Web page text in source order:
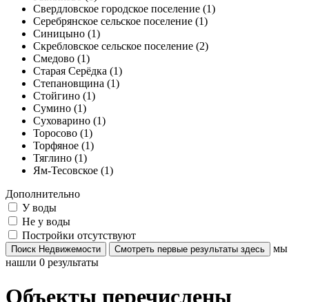
Свердловское городское поселение (1)
Серебрянское сельское поселение (1)
Синицыно (1)
Скребловское сельское поселение (2)
Смедово (1)
Старая Серёдка (1)
Степановщина (1)
Стойгино (1)
Сумино (1)
Суховарино (1)
Торосово (1)
Торфяное (1)
Тяглино (1)
Ям-Тесовское (1)
Дополнительно
У воды
Не у воды
Постройки отсутствуют
Поиск Недвижемости Смотреть первые результаты здесь
мы
нашли 0 результаты
Объекты перечислены